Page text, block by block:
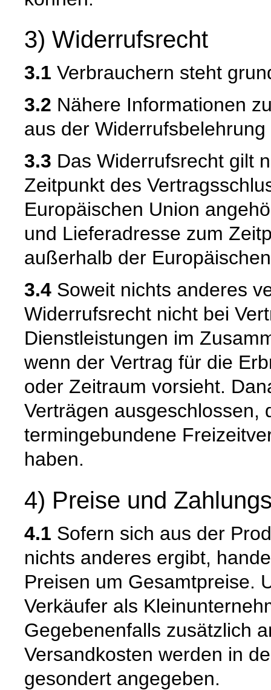
3) Widerrufsrecht
3.1 Verbrauchern steht
3.2 Nähere Informationen
aus der
3.3 Das Widerrufsrecht gilt
Zeitpunkt des
Europäischen Union
und Lieferadresse zum
außerhalb der
3.4 Soweit nichts anderes
Widerrufsrecht nicht bei
Dienstleistungen im
wenn der Vertrag für die
oder Zeitraum vorsieht.
Verträgen ausgeschlossen,
termingebundene
haben.
4) Preise und
4.1 Sofern sich aus der
nichts anderes ergibt,
Preisen um Gesamtpreise.
Verkäufer als
Gegebenenfalls zusätzlich
Versandkosten werden in
gesondert angegeben.